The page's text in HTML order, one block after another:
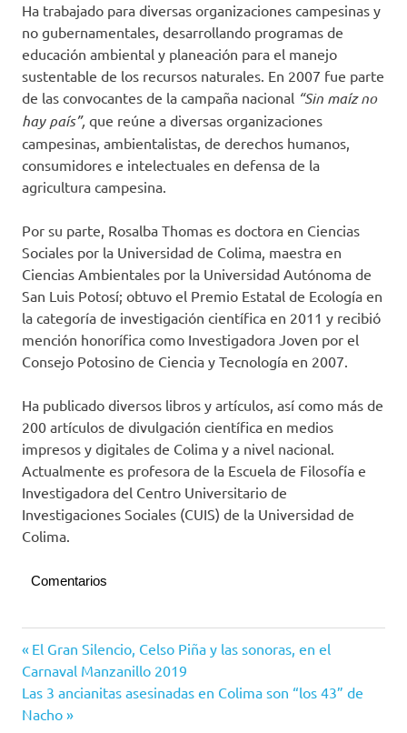
Ha trabajado para diversas organizaciones campesinas y
no gubernamentales, desarrollando programas de
educación ambiental y planeación para el manejo
sustentable de los recursos naturales. En 2007 fue parte
de las convocantes de la campaña nacional “Sin maíz no
hay país”, que reúne a diversas organizaciones
campesinas, ambientalistas, de derechos humanos,
consumidores e intelectuales en defensa de la
agricultura campesina.
Por su parte, Rosalba Thomas es doctora en Ciencias
Sociales por la Universidad de Colima, maestra en
Ciencias Ambientales por la Universidad Autónoma de
San Luis Potosí; obtuvo el Premio Estatal de Ecología en
la categoría de investigación científica en 2011 y recibió
mención honorífica como Investigadora Joven por el
Consejo Potosino de Ciencia y Tecnología en 2007.
Ha publicado diversos libros y artículos, así como más de
200 artículos de divulgación científica en medios
impresos y digitales de Colima y a nivel nacional.
Actualmente es profesora de la Escuela de Filosofía e
Investigadora del Centro Universitario de
Investigaciones Sociales (CUIS) de la Universidad de
Colima.
Comentarios
del
Estado
Navegación
de
entradas
Entrada
anterior:
El Gran Silencio, Celso Piña y las sonoras, en el
Carnaval Manzanillo 2019
Siguiente
entrada:
Las 3 ancianitas asesinadas en Colima son “los 43” de
Nacho